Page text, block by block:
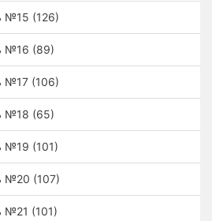
№15 (126)
№16 (89)
№17 (106)
№18 (65)
№19 (101)
№20 (107)
№21 (101)